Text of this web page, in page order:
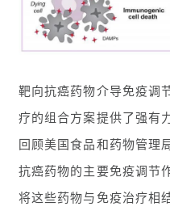
靶向抗癌药物介导免疫调
疗的组合方案提供了强有
回顾美国食品和药物管理
抗癌药物的主要免疫调节
将这些药物与免疫治疗相